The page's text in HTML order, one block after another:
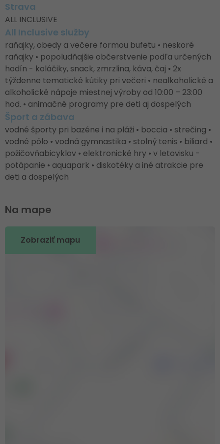
Strava
ALL INCLUSIVE
All Inclusive služby
raňajky, obedy a večere formou bufetu • neskoré
raňajky • popoludňajšie občerstvenie podľa určených
hodín - koláčiky, snack, zmrzlina, káva, čaj • 2x
týždenne tematické kútiky pri večeri • nealkoholické a
alkoholické nápoje miestnej výroby od 10:00 – 23:00
hod. • animačné programy pre deti aj dospelých
Šport a zábava
vodné športy pri bazéne i na pláži • boccia • strečing •
vodné pólo • vodná gymnastika • stolný tenis • biliard •
požičovňabicyklov • elektronické hry • v letovisku -
potápanie • aquapark • diskotéky a iné atrakcie pre
deti a dospelých
Na mape
Zobraziť mapu